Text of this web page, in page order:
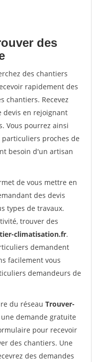
des
des chantiers
rapidement des
chantiers. Recevez
devis en rejoignant
Vous pourrez ainsi
particuliers proches de
besoin d'un artisan
de vous mettre en
des devis
types de travaux.
trouver des
climatisation.fr.
demandent
facilement vous
demandeurs de
du réseau Trouver-
demande gratuite
pour recevoir
des chantiers. Une
des demandes